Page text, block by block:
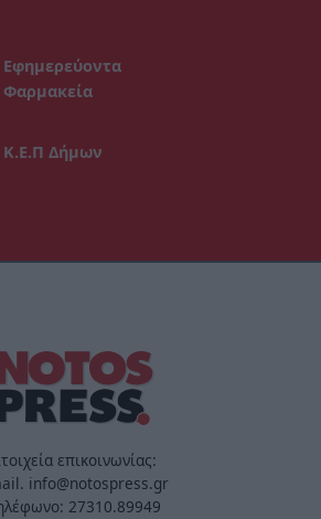
Εφημερεύοντα
Φαρμακεία
Κ.Ε.Π Δήμων
επικοινωνίας:
info@notospress.gr
27310.89949